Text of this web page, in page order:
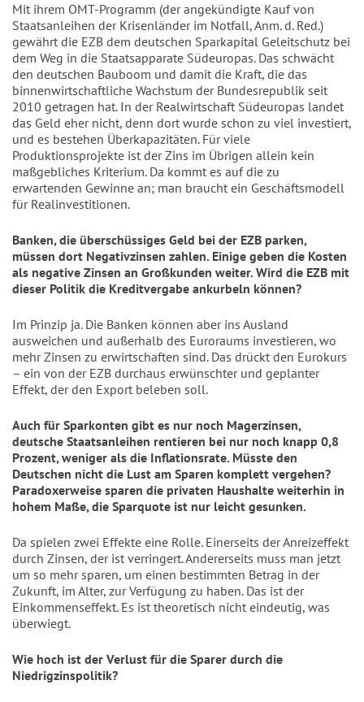
Mit ihrem OMT-Programm (der angekündigte Kauf von
Staatsanleihen der Krisenländer im Notfall, Anm. d. Red.)
gewährt die EZB dem deutschen Sparkapital Geleitschutz bei
dem Weg in die Staatsapparate Südeuropas. Das schwächt
den deutschen Bauboom und damit die Kraft, die das
binnenwirtschaftliche Wachstum der Bundesrepublik seit
2010 getragen hat. In der Realwirtschaft Südeuropas landet
das Geld eher nicht, denn dort wurde schon zu viel investiert,
und es bestehen Überkapazitäten. Für viele
Produktionsprojekte ist der Zins im Übrigen allein kein
maßgebliches Kriterium. Da kommt es auf die zu
erwartenden Gewinne an; man braucht ein Geschäftsmodell
für Realinvestitionen.
Banken, die überschüssiges Geld bei der EZB parken,
müssen dort Negativzinsen zahlen. Einige geben die Kosten
als negative Zinsen an Großkunden weiter. Wird die EZB mit
dieser Politik die Kreditvergabe ankurbeln können?
Im Prinzip ja. Die Banken können aber ins Ausland
ausweichen und außerhalb des Euroraums investieren, wo
mehr Zinsen zu erwirtschaften sind. Das drückt den Eurokurs
– ein von der EZB durchaus erwünschter und geplanter
Effekt, der den Export beleben soll.
Auch für Sparkonten gibt es nur noch Magerzinsen,
deutsche Staatsanleihen rentieren bei nur noch knapp 0,8
Prozent, weniger als die Inflationsrate. Müsste den
Deutschen nicht die Lust am Sparen komplett vergehen?
Paradoxerweise sparen die privaten Haushalte weiterhin in
hohem Maße, die Sparquote ist nur leicht gesunken.
Da spielen zwei Effekte eine Rolle. Einerseits der Anreizeffekt
durch Zinsen, der ist verringert. Andererseits muss man jetzt
um so mehr sparen, um einen bestimmten Betrag in der
Zukunft, im Alter, zur Verfügung zu haben. Das ist der
Einkommenseffekt. Es ist theoretisch nicht eindeutig, was
überwiegt.
Wie hoch ist der Verlust für die Sparer durch die
Niedrigzinspolitik?